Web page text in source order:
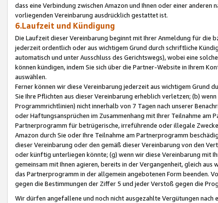
dass eine Verbindung zwischen Amazon und Ihnen oder einer
vorliegenden Vereinbarung ausdrücklich gestattet ist.
6.Laufzeit und Kündigung
Die Laufzeit dieser Vereinbarung beginnt mit Ihrer Anmeldung für die
jederzeit ordentlich oder aus wichtigem Grund durch schriftliche
automatisch und unter Ausschluss des Gerichtswegs), wobei eine
können kündigen, indem Sie sich über die Partner-Website in Ihrem
auswählen.
Ferner können wir diese Vereinbarung jederzeit aus wichtigem Grund
Sie Ihre Pflichten aus dieser Vereinbarung erheblich verletzen; (b)
Programmrichtlinien) nicht innerhalb von 7 Tagen nach unserer
oder Haftungsansprüchen im Zusammenhang mit Ihrer Teilnahme am
Partnerprogramm für betrügerische, irreführende oder illegale
Amazon durch Sie oder Ihre Teilnahme am Partnerprogramm
dieser Vereinbarung oder den gemäß dieser Vereinbarung von den
oder künftig unterliegen könnte; (g) wenn wir diese Vereinbarung mit
gemeinsam mit Ihnen agieren, bereits in der Vergangenheit, gleich
das Partnerprogramm in der allgemein angebotenen Form beenden.
gegen die Bestimmungen der Ziffer 5 und jeder Verstoß gegen die
Wir dürfen angefallene und noch nicht ausgezahlte Vergütungen